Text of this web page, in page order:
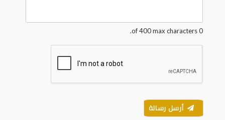
*
0 of 400 max characters.
أرسل رسالة